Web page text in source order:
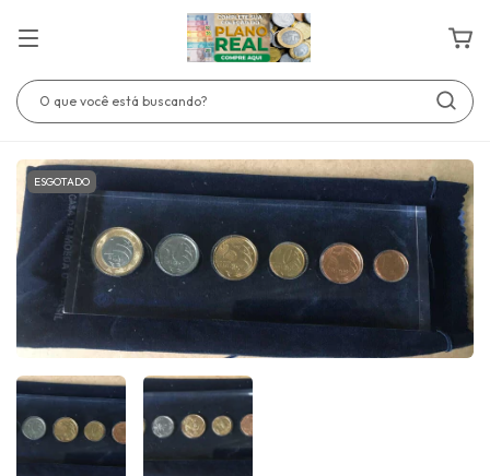
ESGOTADO